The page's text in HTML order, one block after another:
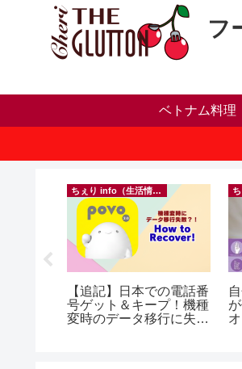
フ
ベトナム料理
ちぇり info（生活情報）
【追記】日本での電話番
号ゲット＆キープ！機種
変時のデータ移行に失敗